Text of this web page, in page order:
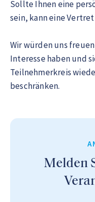
Sollte Ihnen eine
sein, kann eine
Wir würden uns
Interesse haben und
Teilnehmerkreis
beschränken.
Melden